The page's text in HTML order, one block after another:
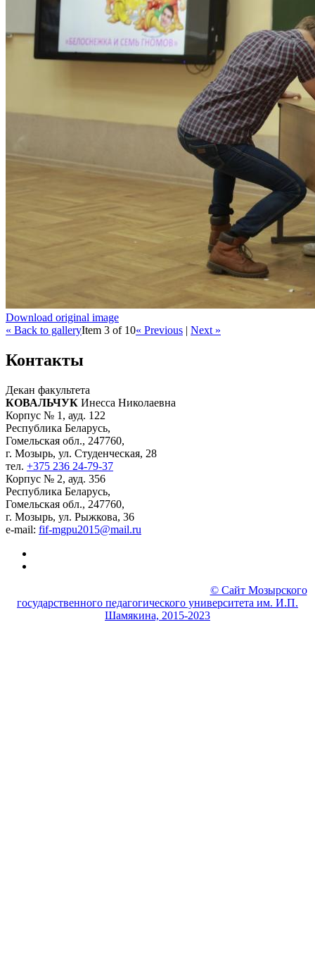
Фотогалерея
Download original image
« Back to galleryItem 3 of 10« Previous | Next »
Контакты
Декан факультета
КОВАЛЬЧУК Инесса Николаевна
Корпус № 1, ауд. 122
Республика Беларусь,
Гомельская обл., 247760,
г. Мозырь, ул. Студенческая, 28
тел. +375 236 24-79-37
Корпус № 2, ауд. 356
Республика Беларусь,
Гомельская обл., 247760,
г. Мозырь, ул. Рыжкова, 36
e-mail: fif-mgpu2015@mail.ru
© Сайт Мозырского
государственного педагогического университета им. И.П.
Шамякина, 2015-2023